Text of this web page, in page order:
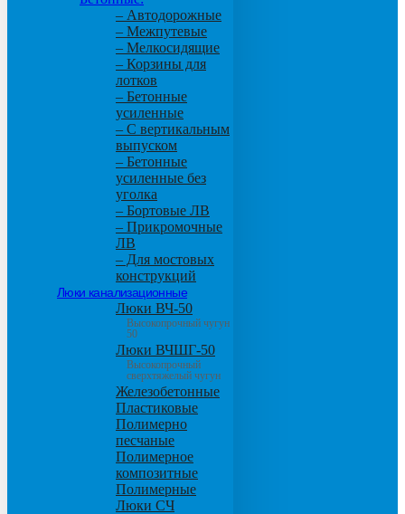
– Автодорожные
– Межпутевые
– Мелкосидящие
– Корзины для
лотков
– Бетонные
усиленные
– С вертикальным
выпуском
– Бетонные
усиленные без
уголка
– Бортовые ЛВ
– Прикромочные
ЛВ
– Для мостовых
конструкций
Люки канализационные
Люки ВЧ-50
Высокопрочный чугун
50
Люки ВЧШГ-50
Высокопрочный
сверхтяжелый чугун
Железобетонные
Пластиковые
Полимерно
песчаные
Полимерное
композитные
Полимерные
Люки СЧ